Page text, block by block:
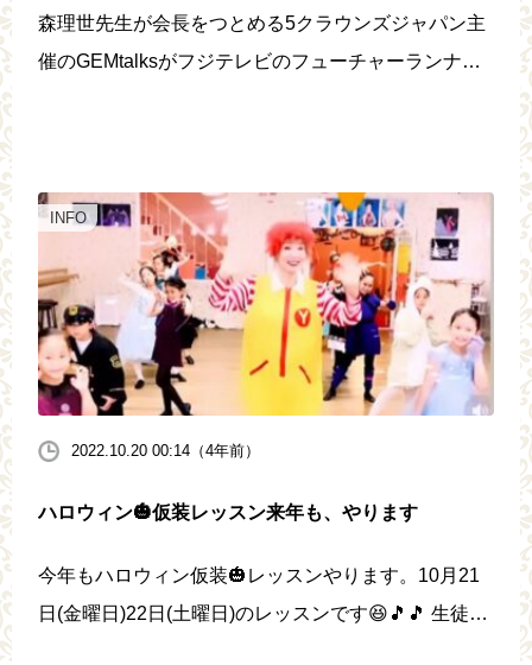
森理世先生が会長をつとめる5クラウンズジャパン主
催のGEMtalksがフジテレビのフューチャーランナー
INFO
2022.10.20 00:14（4年前）
ハロウィン🎃仮装レッスン来年も、やります
今年もハロウィン仮装🎃レッスンやります。10月21
日(金曜日)22日(土曜日)のレッスンです😆🎵🎵 生徒の